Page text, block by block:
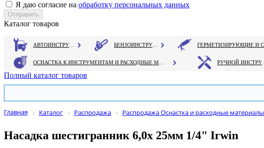
Я даю согласие на обработку персональных данных
Каталог товаров
Полный каталог товаров
Главная Каталог Распродажа Распродажа Оснастка и расходные материалы
Насадка шестигранник 6,0х 25мм 1/4" Irwin